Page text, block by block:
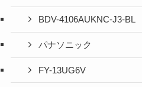
BDV-4106AUKNC-J3-BL
パナソニック
FY-13UG6V